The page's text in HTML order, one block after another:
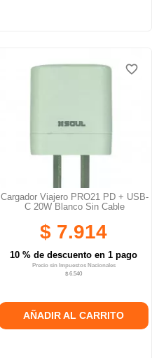
Cargador Viajero PRO21 PD + USB-
C 20W Blanco Sin Cable
$ 7.914
10 % de descuento en 1 pago
Precio sin Impuestos Nacionales
$ 6.540
AÑADIR AL CARRITO
favorite_border
favorite_border
favorite_border